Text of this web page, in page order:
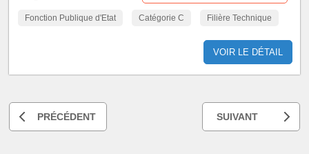
Fonction Publique d'Etat Catégorie C Filière Technique
VOIR LE DÉTAIL
PRÉCÉDENT SUIVANT